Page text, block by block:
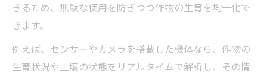
きるため、無駄な使用を防ぎつつ作物の生育を均一化で
きます。
例えば、センサーやカメラを搭載した機体なら、作物の
生育状況や土壌の状態をリアルタイムで解析し、その情